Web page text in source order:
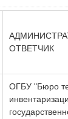
ОТВЕТЧИК
ОГБУ "Бюро